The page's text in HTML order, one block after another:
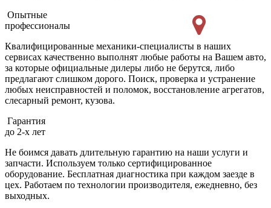
Опытные
профессионалы
Квалифицированные механики-специалисты в наших
сервисах качественно выполнят любые работы на Вашем авто,
за которые официальные дилеры либо не берутся, либо
предлагают слишком дорого. Поиск, проверка и устранение
любых неисправностей и поломок, восстановление агрегатов,
слесарный ремонт, кузова.
Гарантия
до 2-х лет
Не боимся давать длительную гарантию на наши услуги и
запчасти. Используем только сертифицированное
оборудование. Бесплатная диагностика при каждом заезде в
цех. Работаем по технологии производителя, ежедневно, без
выходных.